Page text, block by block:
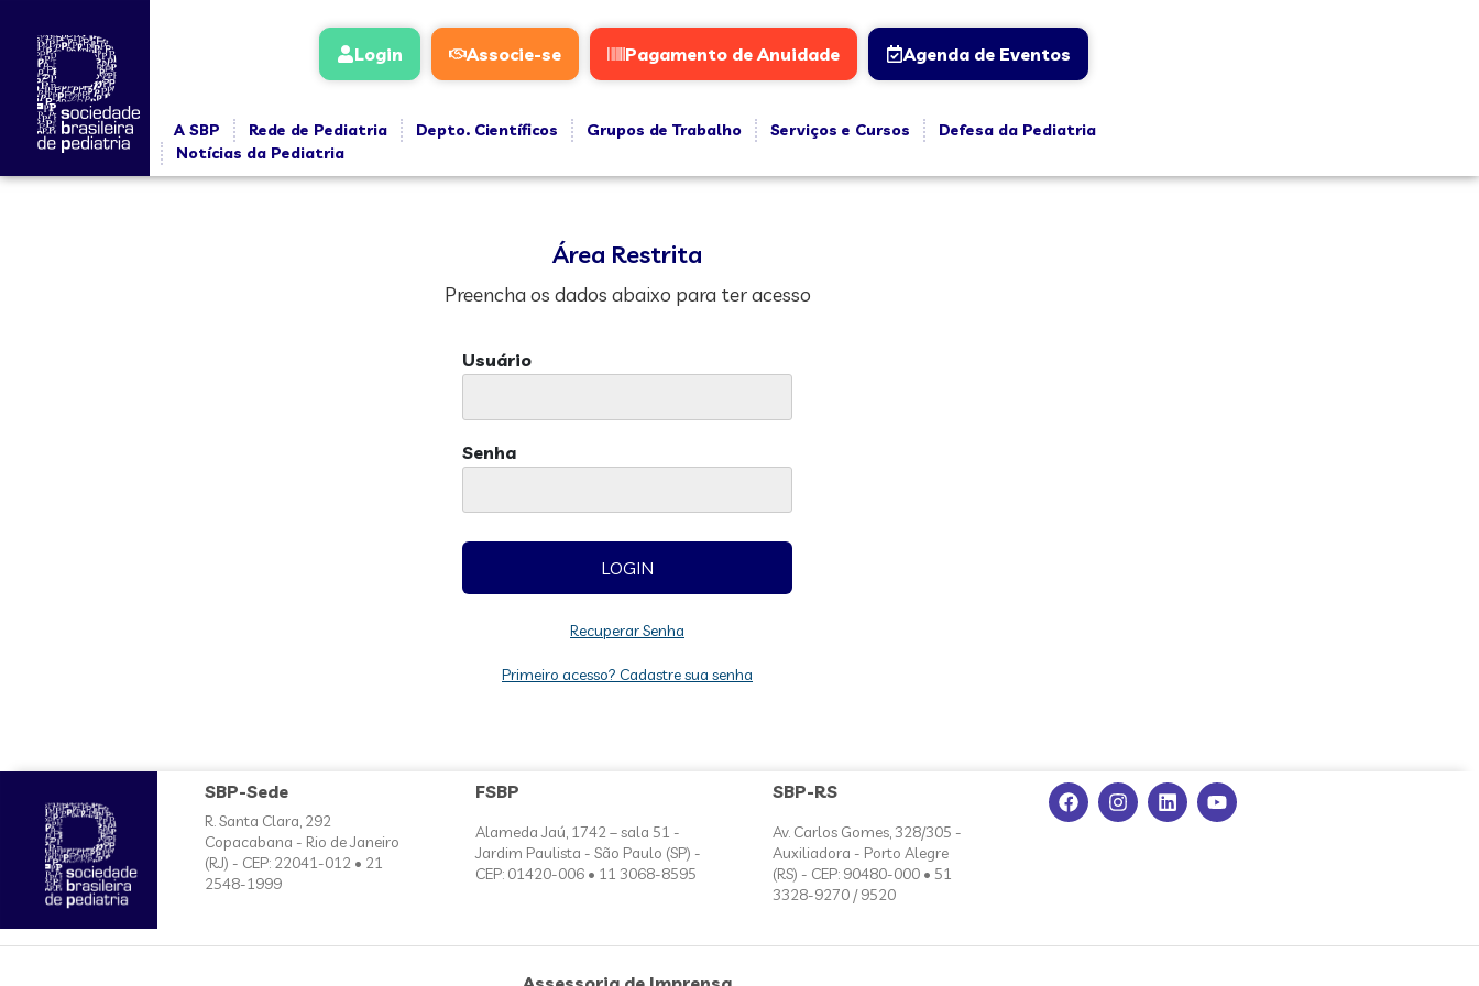
Login Associe-se Pagamento de Anuidade Agenda de Eventos
A SBP Rede de Pediatria Depto. Científicos Grupos de Trabalho Serviços e Cursos
Defesa da Pediatria
Notícias da Pediatria
Área Restrita
Preencha os dados abaixo para ter acesso
Usuário
Senha
Recuperar Senha
Primeiro acesso? Cadastre sua senha
SBP-Sede
R. Santa Clara, 292
Copacabana - Rio de Janeiro
(RJ) - CEP: 22041-012 • 21
2548-1999
FSBP
Alameda Jaú, 1742 – sala 51 -
Jardim Paulista - São Paulo (SP) -
CEP: 01420-006 • 11 3068-8595
SBP-RS
Av. Carlos Gomes, 328/305 -
Auxiliadora - Porto Alegre
(RS) - CEP: 90480-000 • 51
3328-9270 / 9520